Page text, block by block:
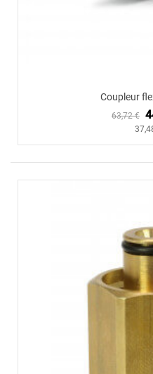
Coupleur
63,72 €